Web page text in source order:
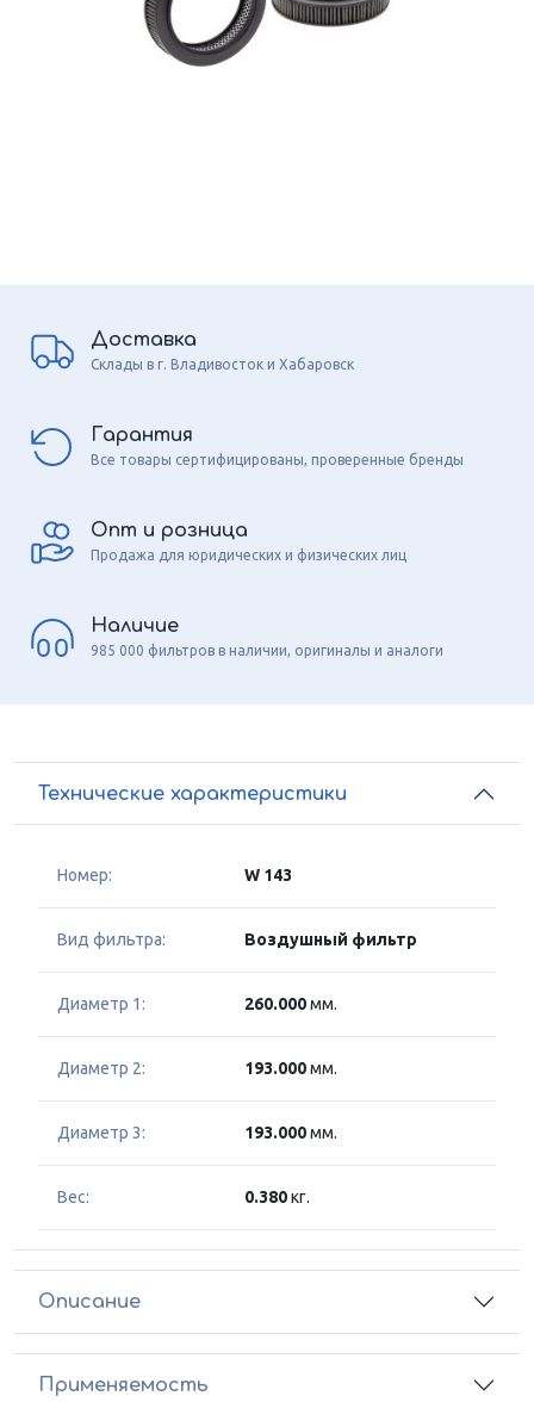
Доставка
Склады в г. Владивосток и Хабаровск
Гарантия
Все товары сертифицированы, проверенные бренды
Опт и розница
Продажа для юридических и физических лиц
Наличие
985 000 фильтров в наличии, оригиналы и аналоги
Технические характеристики
Номер: W 143
Вид фильтра: Воздушный фильтр
Диаметр 1: 260.000мм.
Диаметр 2: 193.000мм.
Диаметр 3: 193.000мм.
Вес: 0.380кг.
Описание
Применяемость